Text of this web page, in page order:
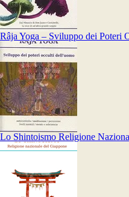
Râja Yoga – Sviluppo dei Poteri
Lo Shintoismo Religione